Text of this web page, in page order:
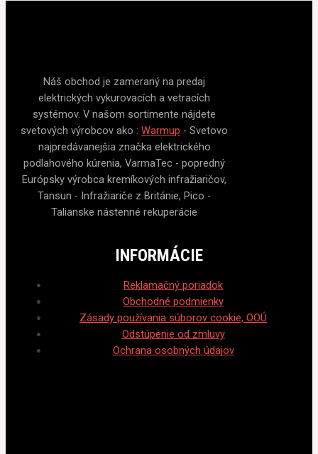
Náš obchod je zameraný na predaj
elektrických vykurovacích a vetracích
systémov. V našom sortimente nájdete
svetových výrobcov ako : Warmup - Svetovo
najpredávanejšia značka elektrického
podlahového kúrenia, VarmaTec - popredný
Európsky výrobca kremíkových infražiaričov,
Tansun - Infražiariče z Británie, Pico -
Talianske nástenné rekuperácie
INFORMÁCIE
Reklamačný poriadok
Obchodné podmienky
Zásady používania súborov cookie, OOÚ
Odstúpenie od zmluvy
Ochrana osobných údajov